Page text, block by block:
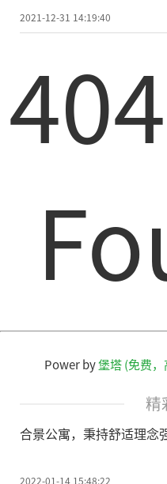
2021-12-31 14:19:40
Power by堡塔 (免费
精
合景公寓，秉持舒适理念
2022-01-14 15:48:22